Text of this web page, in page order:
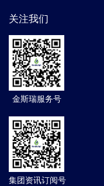
关注我们
金斯瑞服务号
集团资讯订阅号